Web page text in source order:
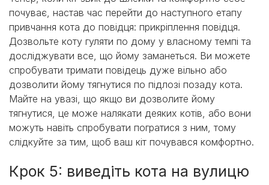
почуває, настав час перейти до наступного етапу
привчання кота до повідця: прикріплення повідця.
Дозвольте коту гуляти по дому у власному темпі та
досліджувати все, що йому заманеться. Ви можете
спробувати тримати повідець дуже вільно або
дозволити йому тягнутися по підлозі позаду кота.
Майте на увазі, що якщо ви дозволите йому
тягнутися, це може налякати деяких котів, або вони
можуть навіть спробувати погратися з ним, тому
слідкуйте за тим, щоб ваш кіт почувався комфортно.
Крок 5: виведіть кота на вулицю